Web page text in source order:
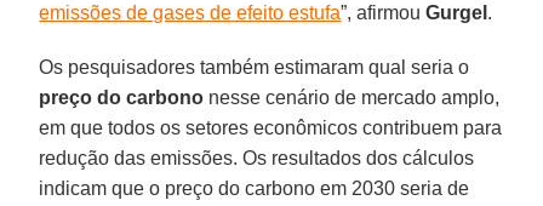
emissões de gases de efeito estufa”, afirmouGurgel .
Os pesquisadores também estimaram qual seria o
preço do carbono nesse cenário de mercado amplo,
em que todos os setores econômicos contribuem para
redução das emissões. Os resultados dos cálculos
indicam que o preço do carbono em 2030 seria de